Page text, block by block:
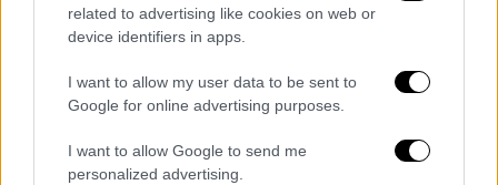
related to advertising like cookies on web or
device identifiers in apps.
I want to allow my user data to be sent to
Google for online advertising purposes.
I want to allow Google to send me
personalized advertising.
τους γιατρούς να έχουν πέσει από πάνω του
για να τον βοηθήσουν να ξεπεράσει τον
Σύμφωνα με πληροφορίες από τον ΑΝΤ1, το
3χρονο παιδάκι νοσηλεύεται σε σοβαρή
κατάσταση ενώ οι αρχές αναζητούν τους